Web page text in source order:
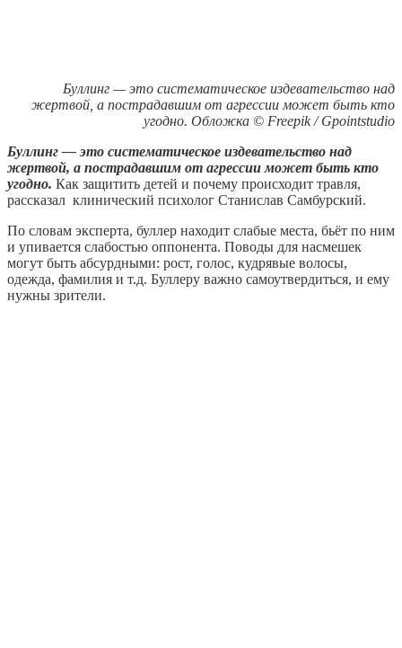
Буллинг — это систематическое издевательство над
жертвой, а пострадавшим от агрессии может быть кто
угодно. Обложка © Freepik / Gpointstudio
Буллинг — это систематическое издевательство над
жертвой, а пострадавшим от агрессии может быть кто
угодно. Как защитить детей и почему происходит травля,
рассказал клинический психолог Станислав Самбурский.
По словам эксперта, буллер находит слабые места, бьёт по ним
и упивается слабостью оппонента. Поводы для насмешек
могут быть абсурдными: рост, голос, кудрявые волосы,
одежда, фамилия и т.д. Буллеру важно самоутвердиться, и ему
нужны зрители.